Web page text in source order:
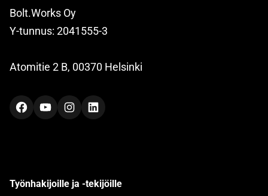
Bolt.Works Oy
Y-tunnus: 2041555-3
Atomitie 2 B, 00370 Helsinki
FacebookYouTubeInstagramLinkedIn
Työnhakijoille ja -tekijöille